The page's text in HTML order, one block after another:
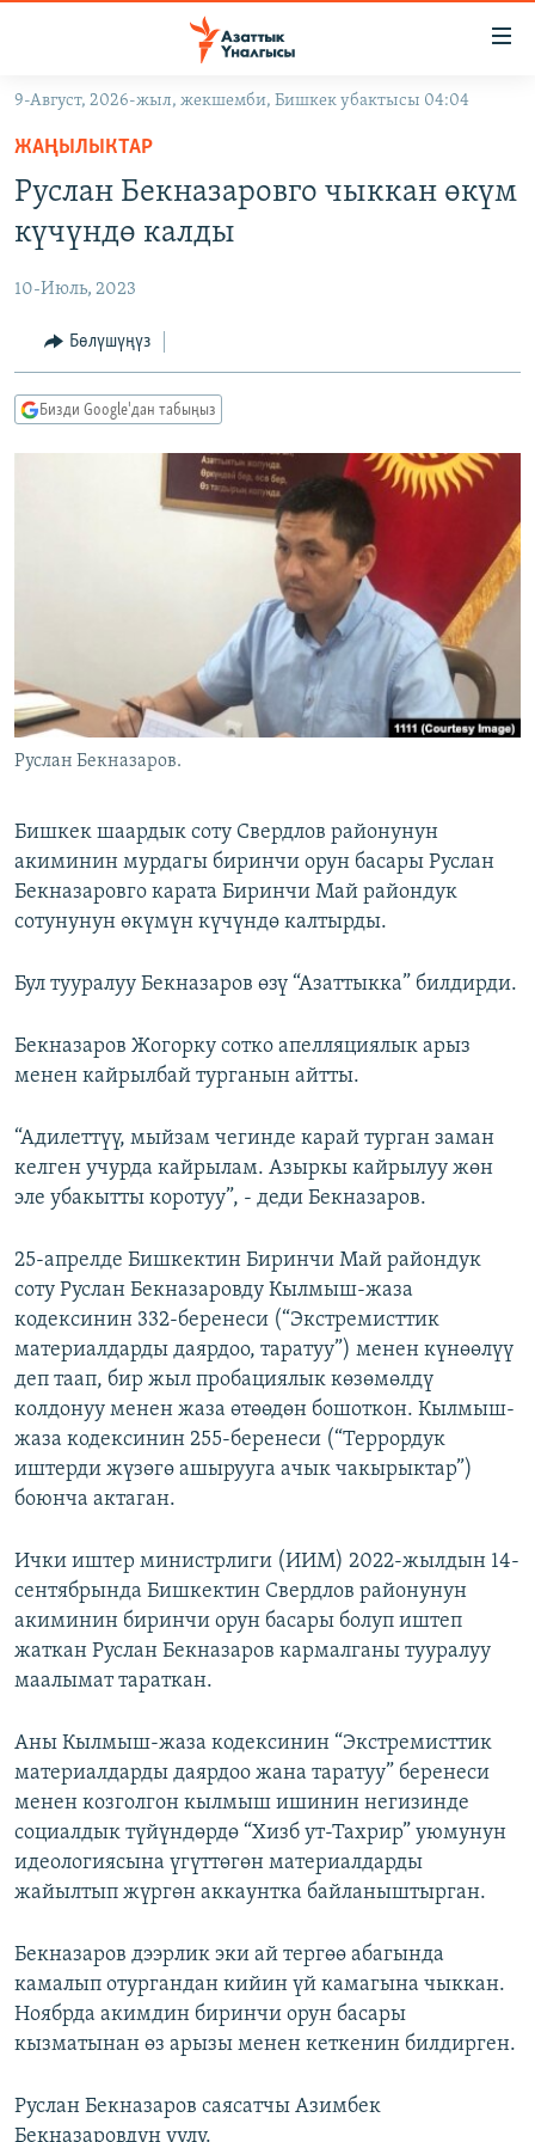
Навигацияга
өтүңүз
Издөөгө
салыңыз
ЭКОНОМИКА
МАДАНИЯТ
ДҮЙНӨ
БОРБОР АЗИЯ
УКРАИНА
АТАЙЫН ИЛИКТӨӨ
ТВ ПРОГРАММАЛАР
ЭКСПЕРТТЕР ТАЛДАЙТ
БИЗ ЖАНА ДҮЙНӨ
ӨЗГӨЧӨ ПИКИР
ЭЕ/АРнун бардык сайттары
9-Август, 2026-жыл, жекшемби, Бишкек убактысы 04:04
ЖАҢЫЛЫКТАР
Руслан Бекназаровго чыккан өкүм
күчүндө калды
10-Июль, 2023
Бөлүшүңүз
Бизди Google'дан табыңыз
Руслан Бекназаров.
Бишкек шаардык соту Свердлов районунун
акиминин мурдагы биринчи орун басары Руслан
Бекназаровго карата Биринчи Май райондук
сотунунун өкүмүн күчүндө калтырды.
Бул тууралуу Бекназаров өзү “Азаттыкка” билдирди.
Бекназаров Жогорку сотко апелляциялык арыз
менен кайрылбай турганын айтты.
“Адилеттүү, мыйзам чегинде карай турган заман
келген учурда кайрылам. Азыркы кайрылуу жөн
эле убакытты коротуу”, - деди Бекназаров.
25-апрелде Бишкектин Биринчи Май райондук
соту Руслан Бекназаровду Кылмыш-жаза
кодексинин 332-беренеси (“Экстремисттик
материалдарды даярдоо, таратуу”) менен күнөөлүү
деп таап, бир жыл пробациялык көзөмөлдү
колдонуу менен жаза өтөөдөн бошоткон. Кылмыш-
жаза кодексинин 255-беренеси (“Террордук
иштерди жүзөгө ашырууга ачык чакырыктар”)
боюнча актаган.
Ички иштер министрлиги (ИИМ) 2022-жылдын 14-
сентябрында Бишкектин Свердлов районунун
акиминин биринчи орун басары болуп иштеп
жаткан Руслан Бекназаров кармалганы тууралуу
маалымат тараткан.
Аны Кылмыш-жаза кодексинин “Экстремисттик
материалдарды даярдоо жана таратуу” беренеси
менен козголгон кылмыш ишинин негизинде
социалдык түйүндөрдө “Хизб ут-Тахрир” уюмунун
идеологиясына үгүттөгөн материалдарды
жайылтып жүргөн аккаунтка байланыштырган.
Бекназаров дээрлик эки ай тергөө абагында
камалып отургандан кийин үй камагына чыккан.
Ноябрда акимдин биринчи орун басары
кызматынан өз арызы менен кеткенин билдирген.
Руслан Бекназаров саясатчы Азимбек
Бекназаровдун уулу.